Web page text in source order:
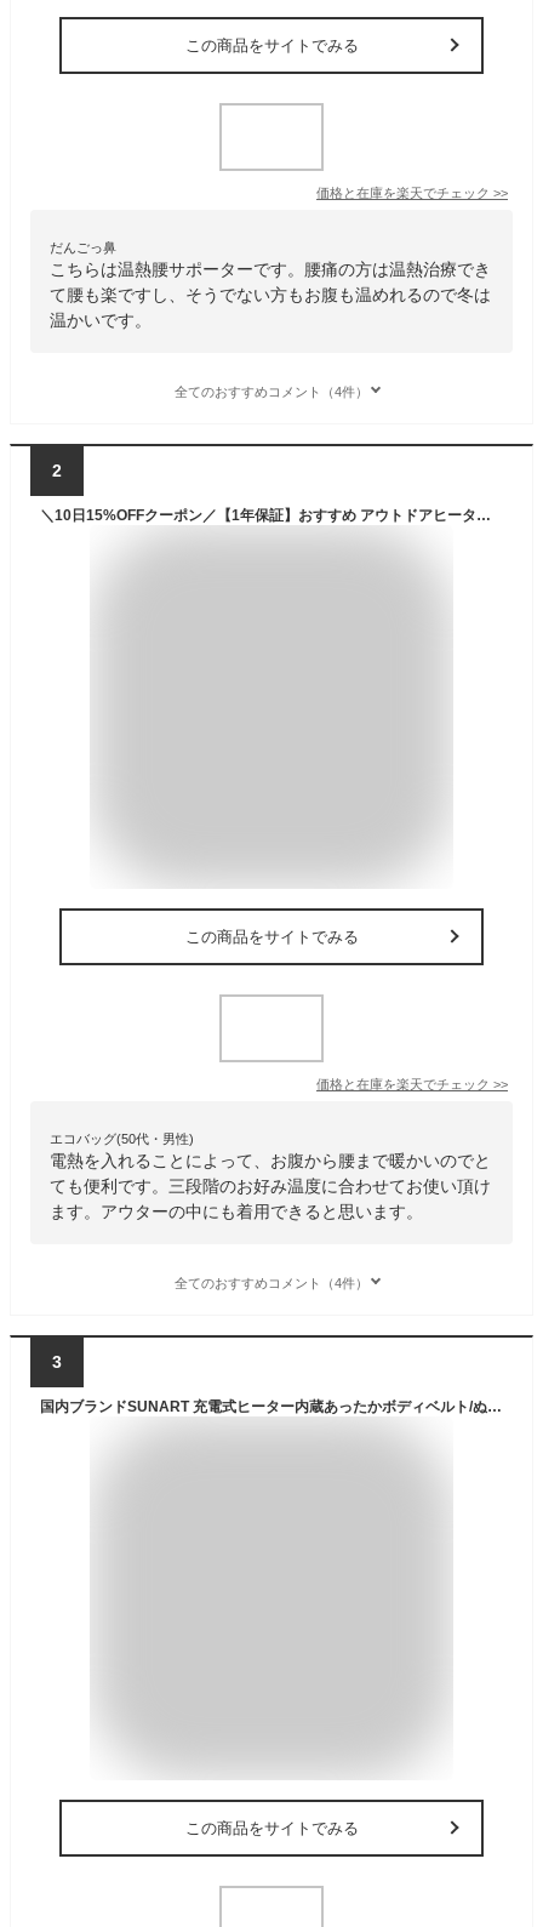
この商品をサイトでみる
価格と在庫を楽天でチェック >>
だんごっ鼻
こちらは温熱腰サポーターです。腰痛の方は温熱治療でき
て腰も楽ですし、そうでない方もお腹も温めれるので冬は
温かいです。
全てのおすすめコメント（4件）
2
＼10日15%OFFクーポン／【1年保証】おすすめ アウトドアヒーターベルト ヒーター付き ベルト ヒーター内蔵ベルト あったか 電熱 腰巻 腹巻 はら巻き インナー ベルト 温かい ウエスト 電熱 発熱 腰 防寒 お腹 秋 冬 通勤 ぽかぽか 男女兼用 3段階調整 USB電源 ny352
この商品をサイトでみる
価格と在庫を楽天でチェック >>
エコバッグ(50代・男性)
電熱を入れることによって、お腹から腰まで暖かいのでと
ても便利です。三段階のお好み温度に合わせてお使い頂け
ます。アウターの中にも着用できると思います。
全てのおすすめコメント（4件）
3
国内ブランドSUNART 充電式ヒーター内蔵あったかボディベルト/ぬくさに首ったけ/SHW-01/あったかヒーター付き腰ベルト
この商品をサイトでみる